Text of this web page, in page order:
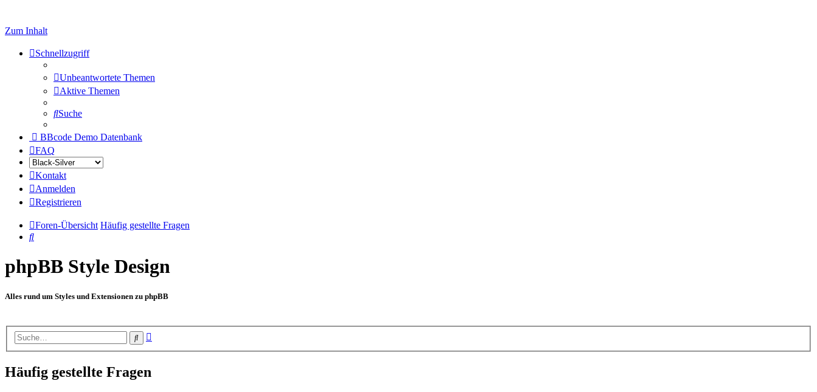
Zum Inhalt
Schnellzugriff
Unbeantwortete Themen
Aktive Themen
Suche
BBcode Demo Datenbank
FAQ
Kontakt
Anmelden
Registrieren
Foren-Übersicht Häufig gestellte Fragen
Suche
phpBB Style Design
Alles rund um Styles und Extensionen zu phpBB
Suche
Häufig gestellte Fragen